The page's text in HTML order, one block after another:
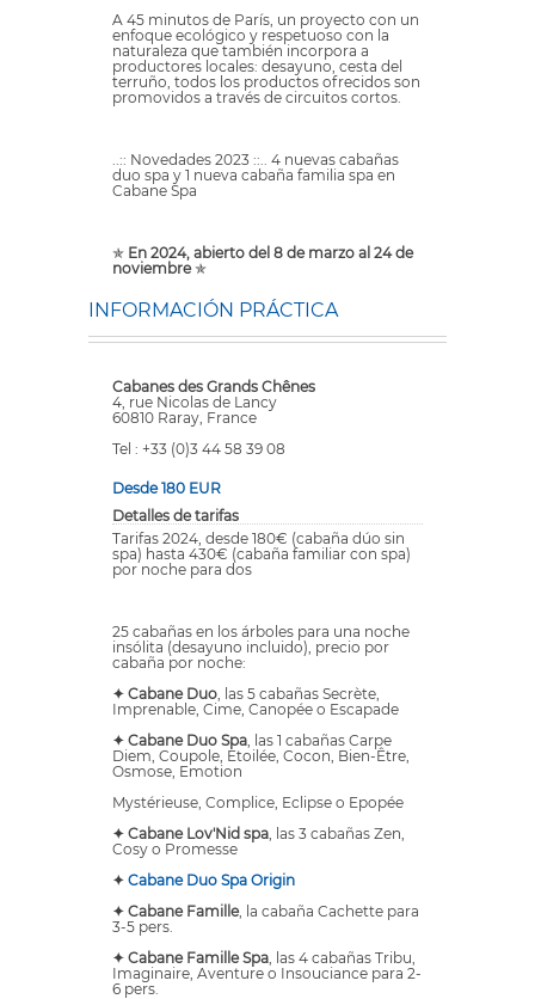
A 45 minutos de París, un proyecto con un
enfoque ecológico y respetuoso con la
naturaleza que también incorpora a
productores locales: desayuno, cesta del
terruño, todos los productos ofrecidos son
promovidos a través de circuitos cortos.
..:: Novedades 2023 ::.. 4 nuevas cabañas
duo spa y 1 nueva cabaña familia spa en
Cabane Spa
✯ En 2024, abierto del 8 de marzo al 24 de
noviembre✯
INFORMACIÓN PRÁCTICA
Cabanes des Grands Chênes
4, rue Nicolas de Lancy
60810 Raray, France
Tel : +33 (0)3 44 58 39 08
Desde 180 EUR
Detalles de tarifas
Tarifas 2024, desde 180€ (cabaña dúo sin
spa) hasta 430€ (cabaña familiar con spa)
por noche para dos
25 cabañas en los árboles para una noche
insólita (desayuno incluido), precio por
cabaña por noche:
✦ Cabane Duo , las 5 cabañas Secrète,
Imprenable, Cime, Canopée o Escapade
✦ Cabane Duo Spa , las 1 cabañas Carpe
Diem, Coupole, Etoilée, Cocon, Bien-Être,
Osmose, Emotion
Mystérieuse, Complice, Eclipse o Epopée
✦ Cabane Lov'Nid spa , las 3 cabañas Zen,
Cosy o Promesse
✦ Cabane Duo Spa Origin
✦ Cabane Famille, la cabaña Cachette para
3-5 pers.
✦ Cabane Famille Spa , las 4 cabañas Tribu,
Imaginaire, Aventure o Insouciance para 2-
6 pers.